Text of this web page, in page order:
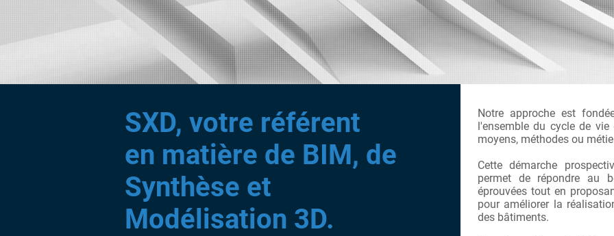
SXD, votre référent
en matière de BIM, de
Synthèse et
Modélisation 3D.
Notre approche est
l'ensemble du cycle de
moyens, méthodes ou
Cette démarche
permet de répondre au
éprouvées tout en
pour améliorer la
des bâtiments.